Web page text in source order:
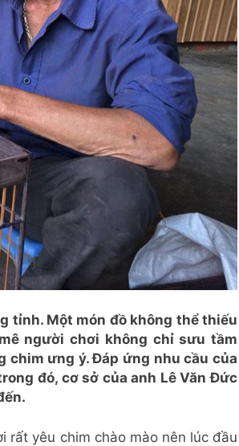
tỉnh. Một món đồ không thể thiếu
người chơi không chỉ sưu tầm
chim ưng ý. Đáp ứng nhu cầu của
đó, cơ sở của anh Lê Văn Đức
rất yêu chim chào mào nên lúc đầu